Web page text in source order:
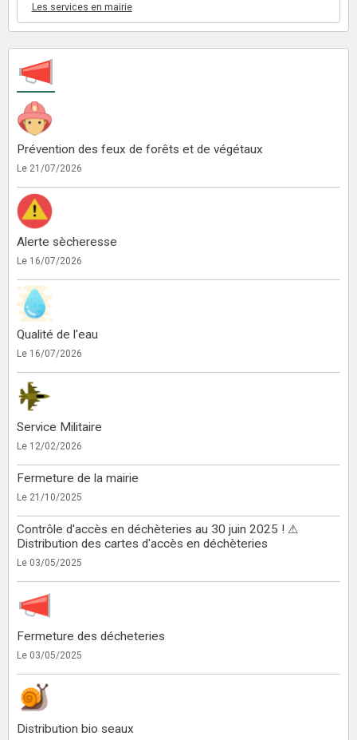
Les services en mairie
Prévention des feux de forêts et de végétaux
Le 21/07/2026
Alerte sècheresse
Le 16/07/2026
Qualité de l'eau
Le 16/07/2026
Service Militaire
Le 12/02/2026
Fermeture de la mairie
Le 21/10/2025
Contrôle d'accès en déchèteries au 30 juin 2025 ! ⚠
Distribution des cartes d'accès en déchèteries
Le 03/05/2025
Fermeture des décheteries
Le 03/05/2025
Distribution bio seaux